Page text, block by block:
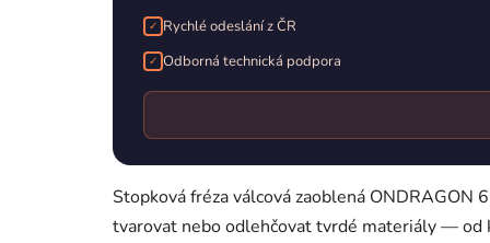
✓ Rychlé odeslání z ČR
✓ Odborná technická podpora
Stopková fréza válcová zaoblená
tvarovat nebo odlehčovat tvrdé materiály —